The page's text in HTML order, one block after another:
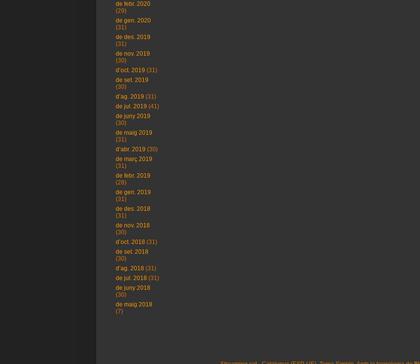
de febr. 2020
(29)
de gen. 2020
(31)
de des. 2019
(31)
de nov. 2019
(30)
d’oct. 2019 (31)
de set. 2019
(30)
d’ag. 2019 (31)
de jul. 2019 (41)
de juny 2019
(30)
de maig 2019
(31)
d’abr. 2019 (30)
de març 2019
(31)
de febr. 2019
(28)
de gen. 2019
(31)
de des. 2018
(31)
de nov. 2018
(30)
d’oct. 2018 (31)
de set. 2018
(30)
d’ag. 2018 (31)
de jul. 2018 (31)
de juny 2018
(30)
de maig 2018
(7)